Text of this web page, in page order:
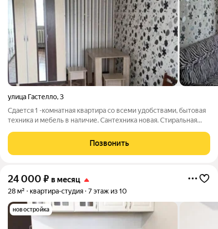
улица Гастелло,3
Сдается 1 -комнатная квартира со всеми удобствами, бытовая
техника и мебель в наличие. Сантехника новая. Стиральная
Балкона нет. Чистый подъезд.Позвонить
24 000 ₽ в месяц
28 м² квартира-студия 7 этаж из 10
новостройка